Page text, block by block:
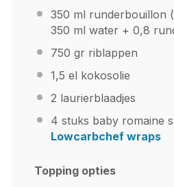
350 ml runderbouillon
350 ml water + 0,8
750 gr riblappen
1,5 el kokosolie
2 laurierblaadjes
4 stuks baby romaine
Lowcarbchef wraps
Topping opties